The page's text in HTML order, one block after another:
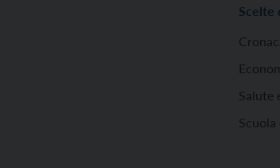
Scelte
Salute